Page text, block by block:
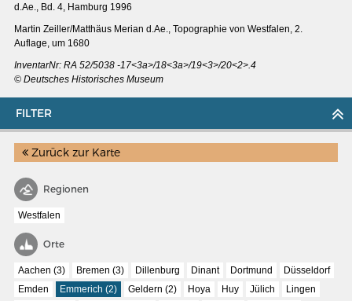
Bildergalerie Topographia Germaniae
Impressum
FILTER
Zurück zur Karte
Regionen
Westfalen
Orte
Aachen (3) Bremen (3) Dillenburg Dinant Dortmund
Düsseldorf
Emden
Emmerich (2) Geldern (2) Hoya Huy Jülich Lingen
d.Ae., Bd. 4, Hamburg 1996
Martin Zeiller/Matthäus Merian d.Ae., Topographie von Westfalen, 2.
Auflage, um 1680
InventarNr: RA 52/5038 -17<3a>/18<3a>/19<3>/20<2>.4
© Deutsches Historisches Museum